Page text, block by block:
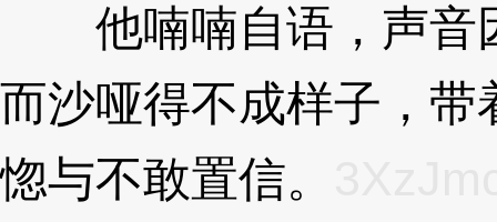
他喃喃自语，声音
而沙哑得不成样子，
惚与不敢置信。